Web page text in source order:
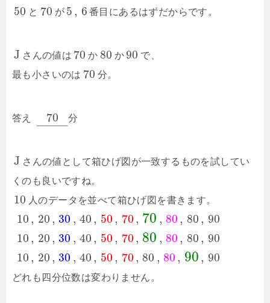
50 と 70 が 5 , 6 番目にあるはずだからです。
J さんの値は 70 か 80 か 90 で、
最も小さいのは 70 分。
答え 70
– –
––––
分
J さんの値として箱ひげ図が一致するものを試してい
くのも良いですね。
10 人のデータを並べて箱ひげ図を書きます。
10 , 20 , 30 , 40 , 50 , 70 , 70 , 80 , 80 , 90
10 , 20 , 30 , 40 , 50 , 70 , 80 , 80 , 80 , 90
10 , 20 , 30 , 40 , 50 , 70 , 80 , 80 , 90 , 90
どれも四分位数は変わりません。